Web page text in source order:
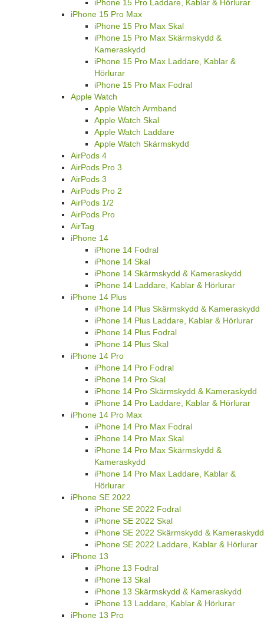
iPhone 15 Pro Laddare, Kablar & Hörlurar
iPhone 15 Pro Max
iPhone 15 Pro Max Skal
iPhone 15 Pro Max Skärmskydd &
Kameraskydd
iPhone 15 Pro Max Laddare, Kablar &
Hörlurar
iPhone 15 Pro Max Fodral
Apple Watch
Apple Watch Armband
Apple Watch Skal
Apple Watch Laddare
Apple Watch Skärmskydd
AirPods 4
AirPods Pro 3
AirPods 3
AirPods Pro 2
AirPods 1/2
AirPods Pro
AirTag
iPhone 14
iPhone 14 Fodral
iPhone 14 Skal
iPhone 14 Skärmskydd & Kameraskydd
iPhone 14 Laddare, Kablar & Hörlurar
iPhone 14 Plus
iPhone 14 Plus Skärmskydd & Kameraskydd
iPhone 14 Plus Laddare, Kablar & Hörlurar
iPhone 14 Plus Fodral
iPhone 14 Plus Skal
iPhone 14 Pro
iPhone 14 Pro Fodral
iPhone 14 Pro Skal
iPhone 14 Pro Skärmskydd & Kameraskydd
iPhone 14 Pro Laddare, Kablar & Hörlurar
iPhone 14 Pro Max
iPhone 14 Pro Max Fodral
iPhone 14 Pro Max Skal
iPhone 14 Pro Max Skärmskydd &
Kameraskydd
iPhone 14 Pro Max Laddare, Kablar &
Hörlurar
iPhone SE 2022
iPhone SE 2022 Fodral
iPhone SE 2022 Skal
iPhone SE 2022 Skärmskydd & Kameraskydd
iPhone SE 2022 Laddare, Kablar & Hörlurar
iPhone 13
iPhone 13 Fodral
iPhone 13 Skal
iPhone 13 Skärmskydd & Kameraskydd
iPhone 13 Laddare, Kablar & Hörlurar
iPhone 13 Pro